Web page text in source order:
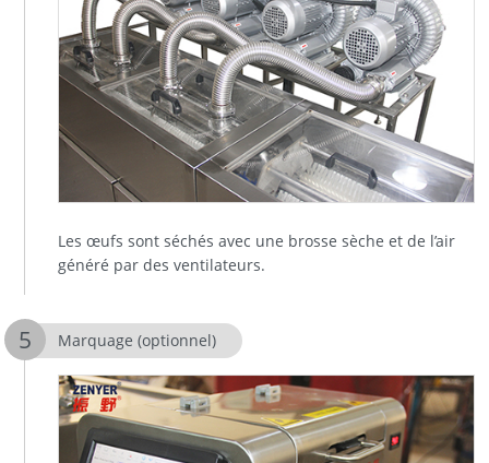
Les œufs sont séchés avec une brosse sèche et de l’air
généré par des ventilateurs.
Marquage (optionnel)